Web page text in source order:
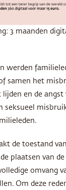
3 maanden
werden
samen het
en de angst
seksueel
de toestand
plaatsen van
omvang
Om deze